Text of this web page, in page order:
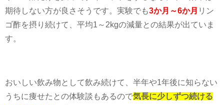
期待しない方が良さそうです。実験でも3か月～6か月 リン
ゴ酢を摂り続けて、平均1 ～ 2kgの減量との結果が出ていま
す。
おいしい飲み物として飲み続けて、半年や1 年後に知らない
うちに痩せたとの体験談もあるので気長に少しずつ続ける